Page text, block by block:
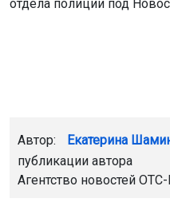
отдела полиции под
Автор: Екатерина
публикации автора
Агентство новостей ОТС-